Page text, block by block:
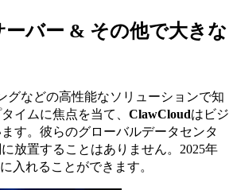
ーバー & その他で大きな
グなどの高性能なソリューションで知
イムに焦点を当て、 ClawCloudはビジ
す。彼らのグローバルデータセンタ
放置することはありません。2025年
入れることができます。